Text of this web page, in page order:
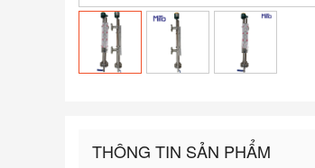
THÔNG TIN SẢN PHẨM